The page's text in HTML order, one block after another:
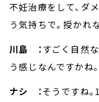
不妊治療をして､ダ
う気持ちで。授かれ
川島 ： すごく自然
う感じなんですかね｡
ナシ ：そうですね｡